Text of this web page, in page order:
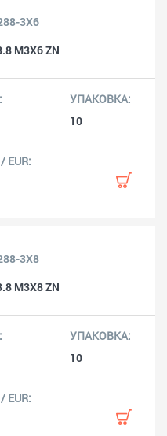
3X6
M3X6 ZN
10
3X8
M3X8 ZN
10